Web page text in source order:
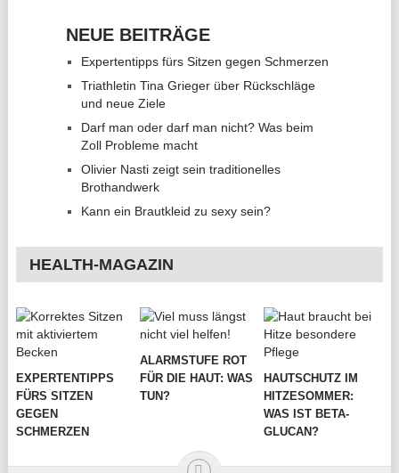
NEUE BEITRÄGE
Expertentipps fürs Sitzen gegen Schmerzen
Triathletin Tina Grieger über Rückschläge
und neue Ziele
Darf man oder darf man nicht? Was beim
Zoll Probleme macht
Olivier Nasti zeigt sein traditionelles
Brothandwerk
Kann ein Brautkleid zu sexy sein?
HEALTH-MAGAZIN
EXPERTENTIPPS
FÜRS SITZEN
GEGEN
SCHMERZEN
ALARMSTUFE ROT
FÜR DIE HAUT: WAS
TUN?
HAUTSCHUTZ IM
HITZESOMMER:
WAS IST BETA-
GLUCAN?